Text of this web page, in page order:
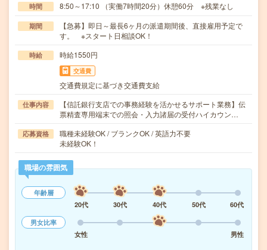
時間 8:50～17:10 （実働7時間20分）休憩60分 ※残業なし
期間
【急募】即日～最長6ヶ月の派遣期間後、直接雇用予定で
す。 ※スタート日相談OK！
時給 時給1550円
交通費
交通費規定に基づき交通費支給
仕事内容
【信託銀行支店での事務経験を活かせるサポート業務】伝
票精査専用端末での照会・入力諸届の受付ハイカウン…
応募資格
職種未経験OK / ブランクOK / 英語力不要
未経験OK！
職場の雰囲気
年齢層
20代
30代 40代 50代
60代
男女比率
女性
男性